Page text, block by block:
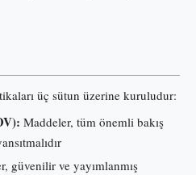
üç sütun üzerine kuruludur:
Maddeler, tüm önemli bakış
güvenilir ve yayımlanmış